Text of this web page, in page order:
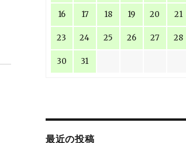
16 17 18 19 20 21
23 24 25 26 27 28
30 31
最近の投稿